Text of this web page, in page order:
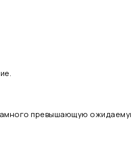
превышающую